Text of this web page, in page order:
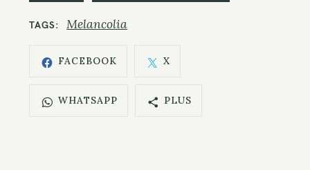
TAGS Melancolia
FACEBOOK X
WHATSAPP PLUS